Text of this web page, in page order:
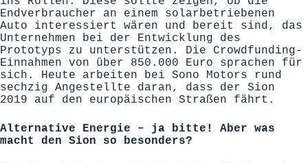
Endverbraucher an einem solarbetriebenen
Auto interessiert wären und bereit sind, das
Unternehmen bei der Entwicklung des
Prototyps zu unterstützen. Die Crowdfunding-
Einnahmen von über 850.000 Euro sprachen für
sich. Heute arbeiten bei Sono Motors rund
sechzig Angestellte daran, dass der Sion
2019 auf den europäischen Straßen fährt.
Alternative Energie – ja bitte! Aber was
macht den Sion so besonders?